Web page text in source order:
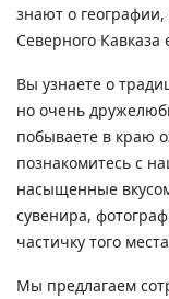
знают о
Северного
Вы узнаете о
но очень
побываете в краю
познакомитесь с
насыщенные
сувенира,
частичку того
Мы предлагаем